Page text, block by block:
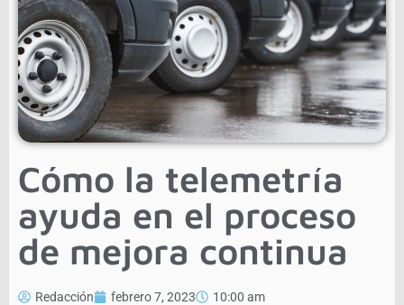
Cómo la telemetría
ayuda en el proceso
de mejora continua
Redacción febrero 7, 2023 10:00 am